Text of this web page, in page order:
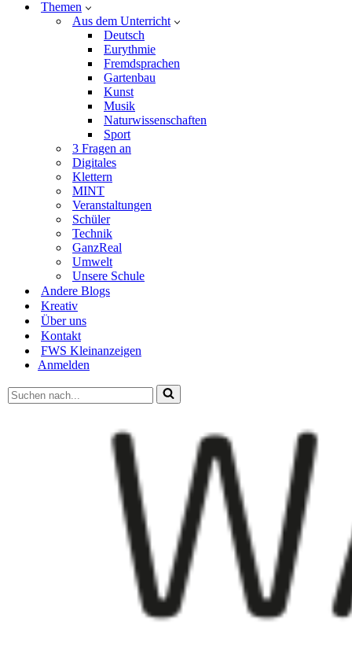
Themen
Aus dem Unterricht
Deutsch
Eurythmie
Fremdsprachen
Gartenbau
Kunst
Musik
Naturwissenschaften
Sport
3 Fragen an
Digitales
Klettern
MINT
Veranstaltungen
Schüler
Technik
GanzReal
Umwelt
Unsere Schule
Andere Blogs
Kreativ
Über uns
Kontakt
FWS Kleinanzeigen
Anmelden
Suchen
nach …